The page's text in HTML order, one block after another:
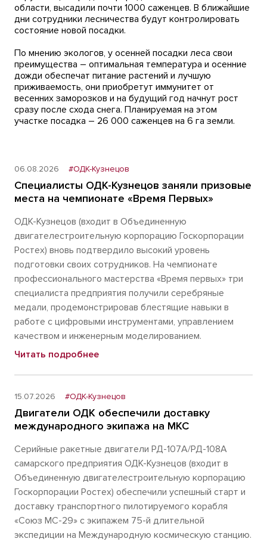
области, высадили почти 1000 саженцев. В ближайшие
дни сотрудники лесничества будут контролировать
состояние новой посадки.
По мнению экологов, у осенней посадки леса свои
преимущества – оптимальная температура и осенние
дожди обеспечат питание растений и лучшую
приживаемость, они приобретут иммунитет от
весенних заморозков и на будущий год начнут рост
сразу после схода снега. Планируемая на этом
участке посадка – 26 000 саженцев на 6 га земли.
06.08.2026 #ОДК-Кузнецов
Специалисты ОДК-Кузнецов заняли призовые
места на чемпионате «Время Первых»
ОДК-Кузнецов (входит в Объединенную
двигателестроительную корпорацию Госкорпорации
Ростех) вновь подтвердило высокий уровень
подготовки своих сотрудников. На чемпионате
профессионального мастерства «Время первых» три
специалиста предприятия получили серебряные
медали, продемонстрировав блестящие навыки в
работе с цифровыми инструментами, управлением
качеством и инженерным моделированием.
Читать подробнее
15.07.2026 #ОДК-Кузнецов
Двигатели ОДК обеспечили доставку
международного экипажа на МКС
Серийные ракетные двигатели РД-107А/РД-108А
самарского предприятия ОДК-Кузнецов (входит в
Объединенную двигателестроительную корпорацию
Госкорпорации Ростех) обеспечили успешный старт и
доставку транспортного пилотируемого корабля
«Союз МС-29» с экипажем 75-й длительной
экспедиции на Международную космическую станцию.